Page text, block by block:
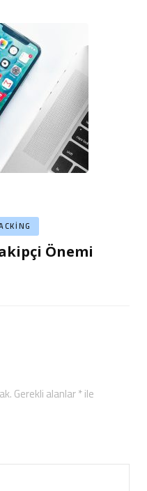
Önemi
Gerekli alanlar*ile